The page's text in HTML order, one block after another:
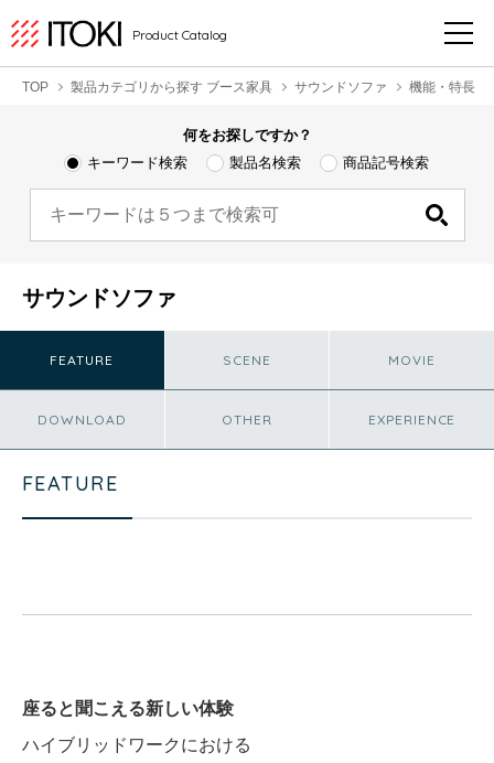
Product Catalog
TOP 製品カテゴリから探す ブース家具 サウンドソファ 機能・特長
何をお探しですか？
キーワード検索
製品名検索 商品記号検索
サウンドソファ
FEATURE SCENE MOVIE
DOWNLOAD OTHER EXPERIENCE
FEATURE
座ると聞こえる新しい体験
ハイブリッドワークにおける